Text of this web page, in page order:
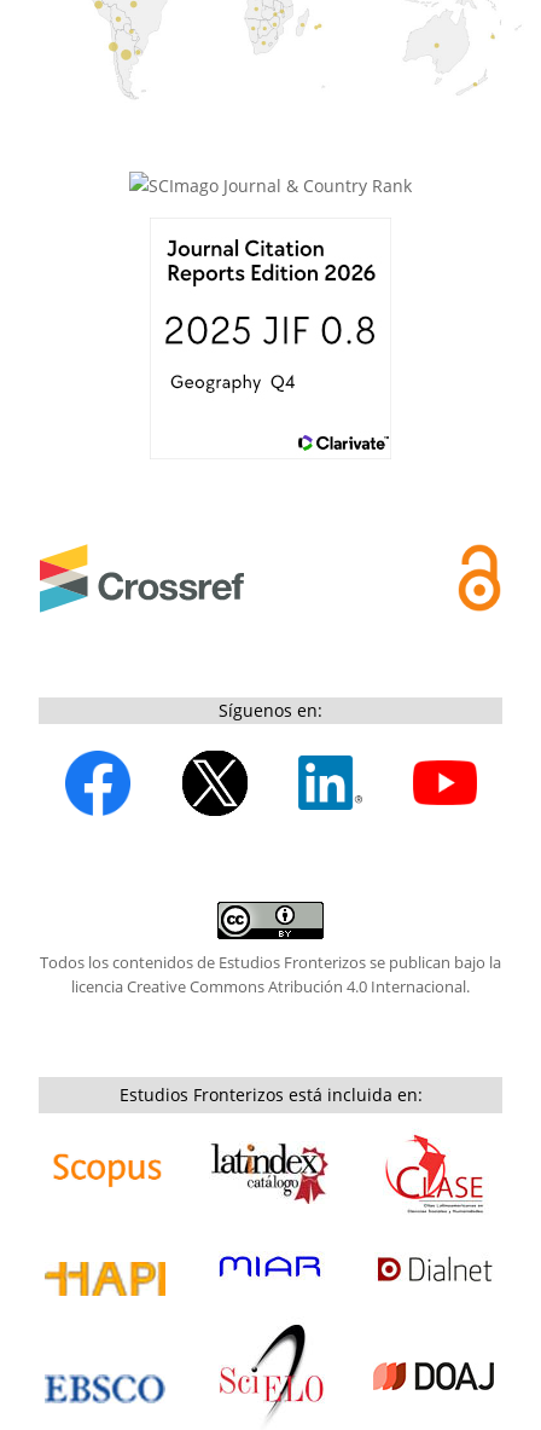
Síguenos en:
Todos los contenidos de Estudios Fronterizos se publican bajo la
licenciaCreative Commons Atribución 4.0 Internacional.
Estudios Fronterizos está incluida en: